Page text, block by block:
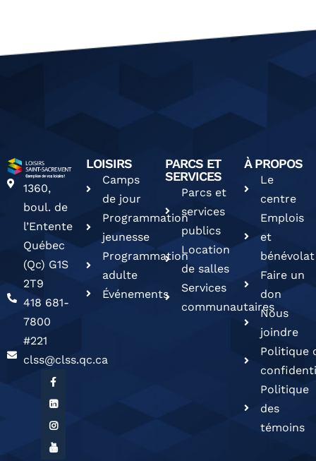
1360,
boul. de
l’Entente
Québec
(Qc) G1S
2T9
418 681-
7800
#221
clss@clss.qc.ca
LOISIRS
Camps
de jour
Programmation
jeunesse
Programmation
adulte
Événements
PARCS ET
SERVICES
Parcs et
services
publics
Location
de salles
Services
communautaires
À PROPOS
Le
centre
Emplois
et
bénévolat
Faire un
don
Nous
joindre
Politique
Politique
des
témoins